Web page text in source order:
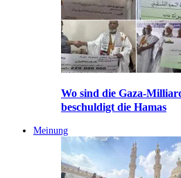
Wo sind die Gaza-
beschuldigt die Hamas
Meinung